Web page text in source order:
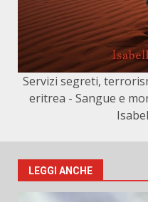
Servizi segreti,
eritrea - Sangue e
LEGGI ANCHE